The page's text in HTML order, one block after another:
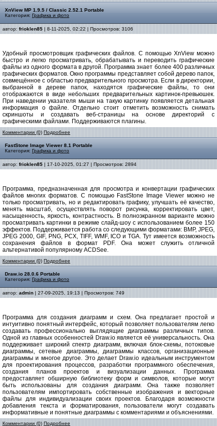
XnView MP 1.9.5 / Classic 2.52.1 Portable
Категория: Графика и фото
автор: frioklen85 | 8-11-2025, 02:22 | Просмотров: 3106
Удобный просмотровщик графических файлов. С помощью XnView можно
быстро и легко просматривать, обрабатывать и переводить графические
файлы из одного формата в другой. Программа знает более 400 различных
графических форматов. Окно программы представляет собой дерево папок,
совмещённое с областью предварительного просмотра. Если в директории,
выбранной в дереве папок, находятся графические файлы, то они
отображаются в виде небольших предварительных картинок-превьюшек.
При наведении указателя мыши на такую картинку появляется детальная
информация о файле. Отдельно стоит отметить возможность снимать
скриншоты и создавать веб-страницы на основе директорий с
графическими файлами. Поддерживаются плагины.
Комментарии (0) Подробнее
FastStone Image Viewer 8.1 Portable
Категория: Графика и фото
автор: frioklen85 | 17-10-2025, 01:27 | Просмотров: 2894
Программа, предназначенная для просмотра и конвертации графических
файлов многих форматов. С помощью FastStone Image Viewer можно не
только просматривать, но и редактировать графику, улучшать её качество,
менять масштаб, осуществлять поворот рисунка, корректировать цвет,
насыщенность, яркость, контрастность. В полноэкранном варианте можно
просматривать картинки в режиме слайд-шоу с использованием более 150
эффектов. Поддерживается работа со следующими форматами: BMP, JPEG,
JPEG 2000, GIF, PNG, PCX, TIFF, WMF, ICO и TGA. Тут имеется возможность
сохранения файлов в формат PDF. Она может служить отличной
альтернативой популярному ACDSee.
Комментарии (0) Подробнее
Draw.io 28.0.6 Portable
Категория: Графика и фото
автор: admin | 27-09-2025, 19:13 | Просмотров: 749
Программа для создания диаграмм и схем. Она предлагает простой и
интуитивно понятный интерфейс, который позволяет пользователям легко
создавать профессионально выглядящие диаграммы различных типов.
Одной из главных особенностей Draw.io является её универсальность. Она
поддерживает широкий спектр диаграмм, включая блок-схемы, потоковые
диаграммы, сетевые диаграммы, диаграммы классов, организационные
диаграммы и многое другое. Это делает Draw.io идеальным инструментом
для проектирования процессов, разработки программного обеспечения,
создания планов проектов и визуализации данных. Программа
предоставляет обширную библиотеку форм и символов, которые могут
быть использованы для создания диаграмм. Она также позволяет
пользователям импортировать собственные изображения и векторные
файлы для индивидуализации своих проектов. Благодаря возможности
добавления текста и форматирования, пользователи могут создавать
информативные и понятные диаграммы с комментариями и объяснениями.
Комментарии (0) Подробнее